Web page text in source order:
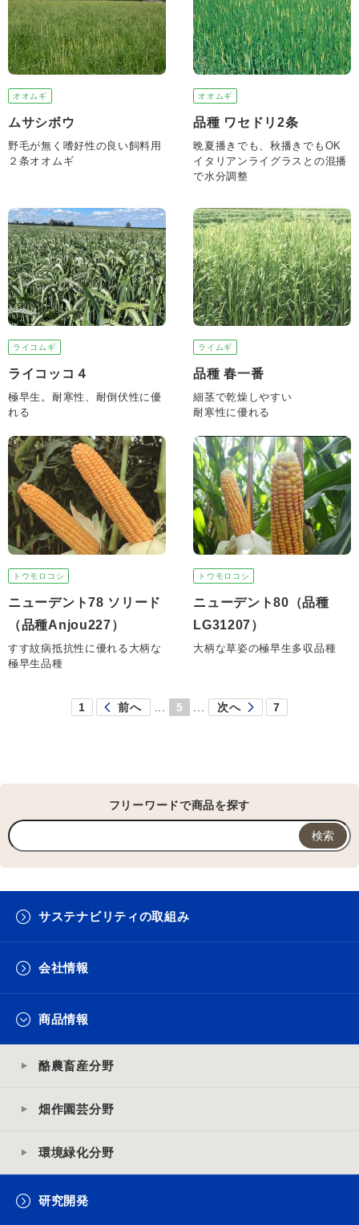
オオムギ
ムサシボウ
野毛が無く嗜好性の良い飼料用
２条オオムギ
オオムギ
品種 ワセドリ2条
晩夏播きでも、秋播きでもOK
イタリアンライグラスとの混播
で水分調整
ライコムギ
ライコッコ４
極早生。耐寒性、耐倒伏性に優
れる
ライムギ
品種 春一番
細茎で乾燥しやすい
耐寒性に優れる
トウモロコシ
ニューデント78 ソリード
（品種Anjou227）
すす紋病抵抗性に優れる大柄な
極早生品種
トウモロコシ
ニューデント80（品種
LG31207）
大柄な草姿の極早生多収品種
1 前へ 5 次へ 7
フリーワードで商品を探す
サステナビリティの取組み
会社情報
商品情報
酪農畜産分野
畑作園芸分野
環境緑化分野
研究開発